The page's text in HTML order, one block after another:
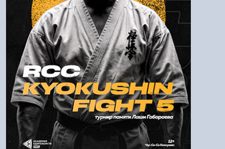
Войти
Напомнить пароль
Регистрация